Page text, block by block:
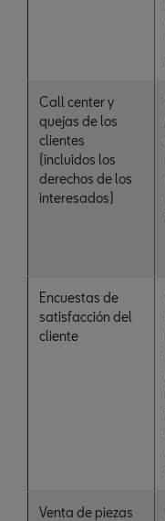
Call center y
quejas de los
clientes
(incluidos los
derechos de los
interesados)
Encuestas de
satisfacción del
cliente
Venta de piezas